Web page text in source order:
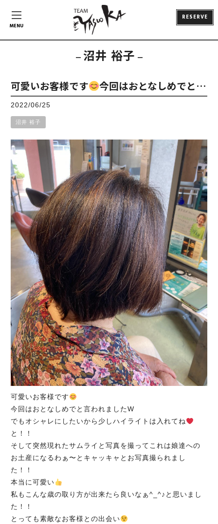
MENU
RESERVE
沼井 裕子
可愛いお客様です 今回はおとなしめでと…
2022/06/25
沼井 裕子
可愛いお客様です
今回はおとなしめでと言われましたW
でもオシャレにしたいから少しハイライトは入れてね
と！！
そして突然現れたサムライと写真を撮ってこれは娘達への
お土産になるわぁ〜とキャッキャとお写真撮られまし
た！！
本当に可愛い
私もこんな歳の取り方が出来たら良いなぁ^_^♪と思いまし
た！！
とっても素敵なお客様との出会い